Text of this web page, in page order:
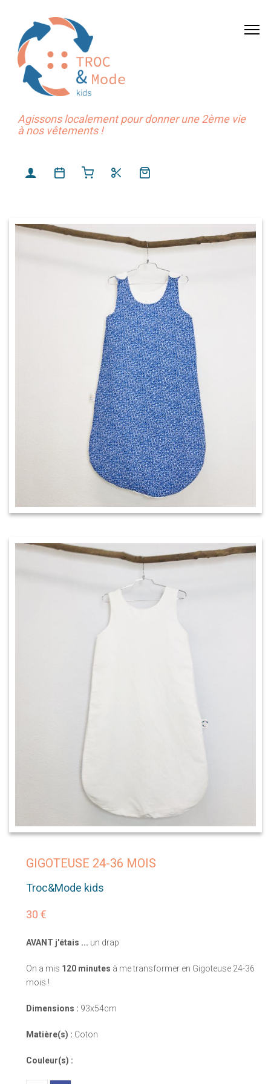
Agissons localement pour donner une 2ème vie
à nos vêtements !
GIGOTEUSE 24-36 MOIS
Troc&Mode kids
30 €
AVANT j'étais ... un drap
On a mis 120 minutes à me transformer en Gigoteuse 24-36
mois !
Dimensions : 93x54cm
Matière(s) : Coton
Couleur(s) :